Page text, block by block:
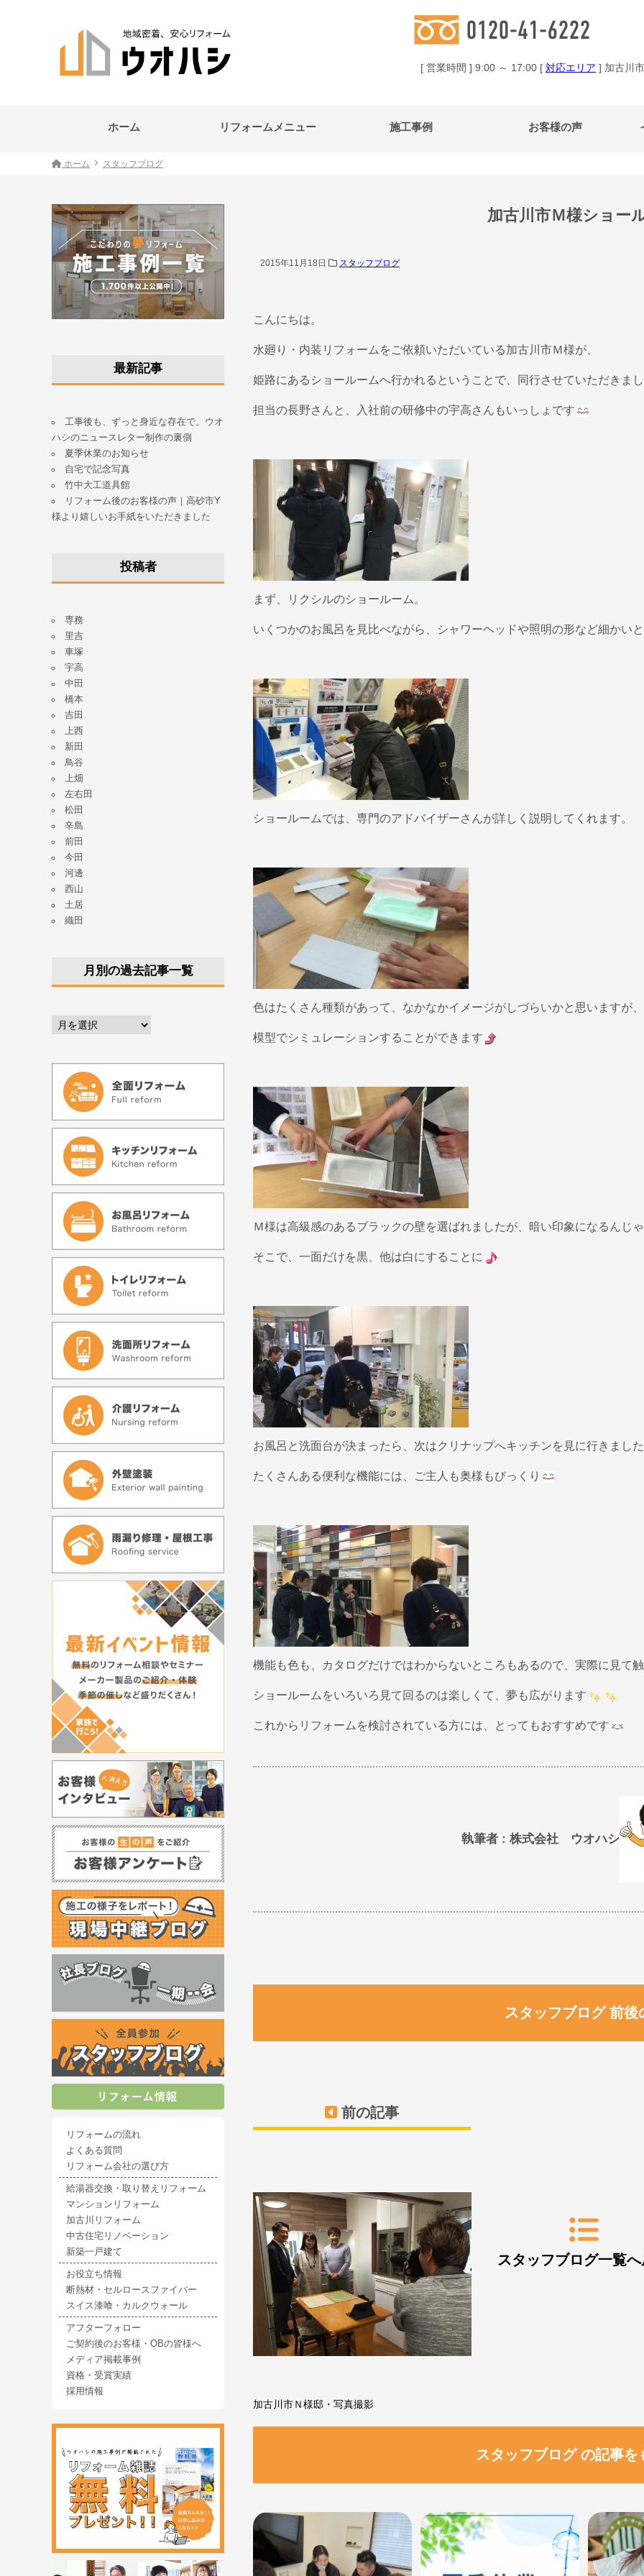
[ 営業時間 ] 9:00 ～ 17:00 [ 対応エリア ] 加古川
ホーム リフォームメニュー 施工事例 お客様の声
ホーム スタッフブログ
加古川市Ｍ様ショー
2015年11月18日 スタッフブログ
こんにちは。
水廻り・内装リフォームをご依頼いただいている加古川市Ｍ様が、
姫路にあるショールームへ行かれるということで、同行させていただきま
担当の長野さんと、入社前の研修中の宇高さんもいっしょです
まず、リクシルのショールーム。
いくつかのお風呂を見比べながら、シャワーヘッドや照明の形など細かい
ショールームでは、専門のアドバイザーさんが詳しく説明してくれます。
色はたくさん種類があって、なかなかイメージがしづらいかと思いますが、
模型でシミュレーションすることができます
Ｍ様は高級感のあるブラックの壁を選ばれましたが、暗い印象になるんじ
そこで、一面だけを黒、他は白にすることに
お風呂と洗面台が決まったら、次はクリナップへキッチンを見に行きまし
たくさんある便利な機能には、ご主人も奥様もびっくり
機能も色も、カタログだけではわからないところもあるので、実際に見て
ショールームをいろいろ見て回るのは楽しくて、夢も広がります
これからリフォームを検討されている方には、とってもおすすめです
執筆者 : 株式会社 ウオハシ
スタッフブログ 前後
前の記事
加古川市Ｎ様邸・写真撮影
スタッフブログ一覧
スタッフブログ の記事を
最新記事
工事後も、ずっと身近な存在で。ウオ
ハシのニュースレター制作の裏側
夏季休業のお知らせ
自宅で記念写真
竹中大工道具館
リフォーム後のお客様の声｜高砂市Y
様より嬉しいお手紙をいただきました
投稿者
専務
里吉
車塚
宇高
中田
橋本
吉田
上西
新田
鳥谷
上畑
左右田
松田
辛島
前田
今田
河邊
西山
土居
織田
月別の過去記事一覧
リフォームの流れ
よくある質問
リフォーム会社の選び方
給湯器交換・取り替えリフォーム
マンションリフォーム
加古川リフォーム
中古住宅リノベーション
新築一戸建て
お役立ち情報
断熱材・セルロースファイバー
スイス漆喰・カルクウォール
アフターフォロー
ご契約後のお客様・OBの皆様へ
メディア掲載事例
資格・受賞実績
採用情報